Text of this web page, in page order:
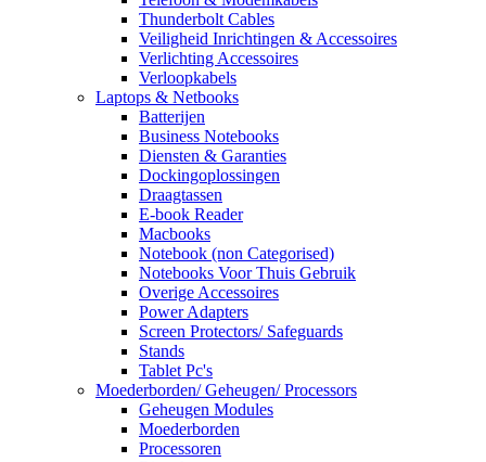
Thunderbolt Cables
Veiligheid Inrichtingen & Accessoires
Verlichting Accessoires
Verloopkabels
Laptops & Netbooks
Batterijen
Business Notebooks
Diensten & Garanties
Dockingoplossingen
Draagtassen
E-book Reader
Macbooks
Notebook (non Categorised)
Notebooks Voor Thuis Gebruik
Overige Accessoires
Power Adapters
Screen Protectors/ Safeguards
Stands
Tablet Pc's
Moederborden/ Geheugen/ Processors
Geheugen Modules
Moederborden
Processoren